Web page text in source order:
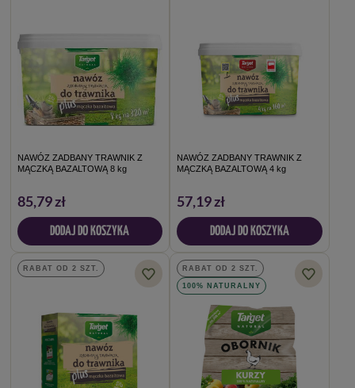
NAWÓZ ZADBANY TRAWNIK Z
MĄCZKĄ BAZALTOWĄ 8 kg
85,79 zł
DODAJ DO KOSZYKA
NAWÓZ ZADBANY TRAWNIK Z
MĄCZKĄ BAZALTOWĄ 4 kg
57,19 zł
DODAJ DO KOSZYKA
RABAT OD 2 SZT. RABAT OD 2 SZT.
100% NATURALNY